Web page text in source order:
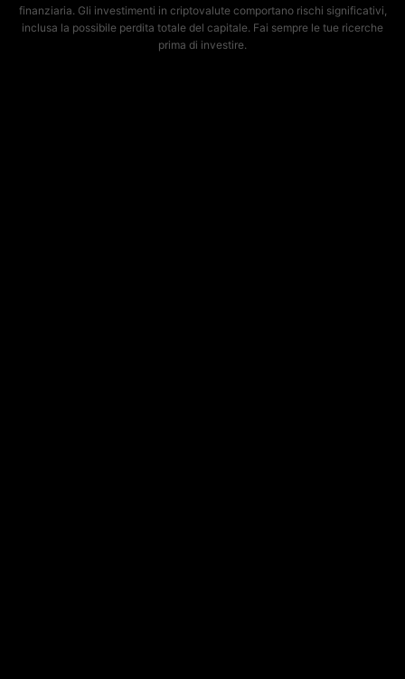
finanziaria. Gli investimenti in criptovalute comportano rischi significativi,
inclusa la possibile perdita totale del capitale. Fai sempre le tue ricerche
prima di investire.